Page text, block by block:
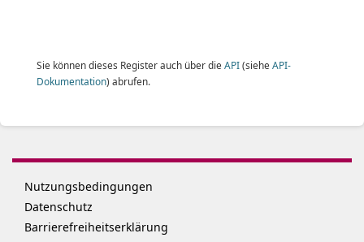
Sie können dieses Register auch über die API(siehe API-
Dokumentation) abrufen.
Nutzungsbedingungen
Datenschutz
Barrierefreiheitserklärung